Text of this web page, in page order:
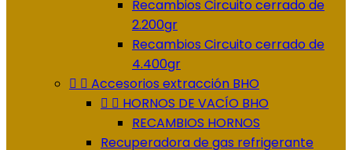
Recambios Circuito cerrado de
2.200gr
Recambios Circuito cerrado de
4.400gr
  Accesorios extracción BHO
  HORNOS DE VACÍO BHO
RECAMBIOS HORNOS
Recuperadora de gas refrigerante